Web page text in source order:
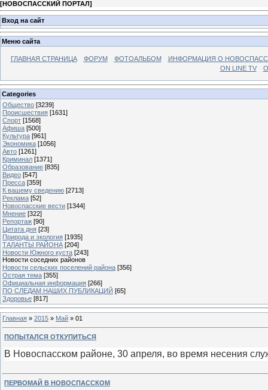
[НОВОСПАССКИЙ ПОРТАЛ]
Вход на сайт
Меню сайта
ГЛАВНАЯ СТРАНИЦА ФОРУМ ФОТОАЛЬБОМ
ИНФОРМАЦИЯ О
ON LINE TV
Categories
Общество [3239]
Происшествия [1631]
Спорт [1568]
Афиша [500]
Культура [961]
Экономика [1056]
Авто [1261]
Криминал [1371]
Образование [835]
Видео [547]
Пресса [359]
К вашему сведению [2713]
Реклама [52]
Новоспасские вести [1344]
Мнение [322]
Репортаж [90]
Цитата дня [23]
Природа и экология [1935]
ТАЛАНТЫ РАЙОНА [204]
Новости Южного куста [243]
Новости соседних районов
Новости сельских поселений района [356]
Острая тема [355]
Официальная информация [266]
ПО СЛЕДАМ НАШИХ ПУБЛИКАЦИЙ [65]
Здоровье [817]
Главная » 2015 » Май » 01
ПОПЫТАЛСЯ ОТКУПИТЬСЯ
В Новоспасском районе, 30 апреля, во время несения
ПЕРВОМАЙ В НОВОСПАССКОМ